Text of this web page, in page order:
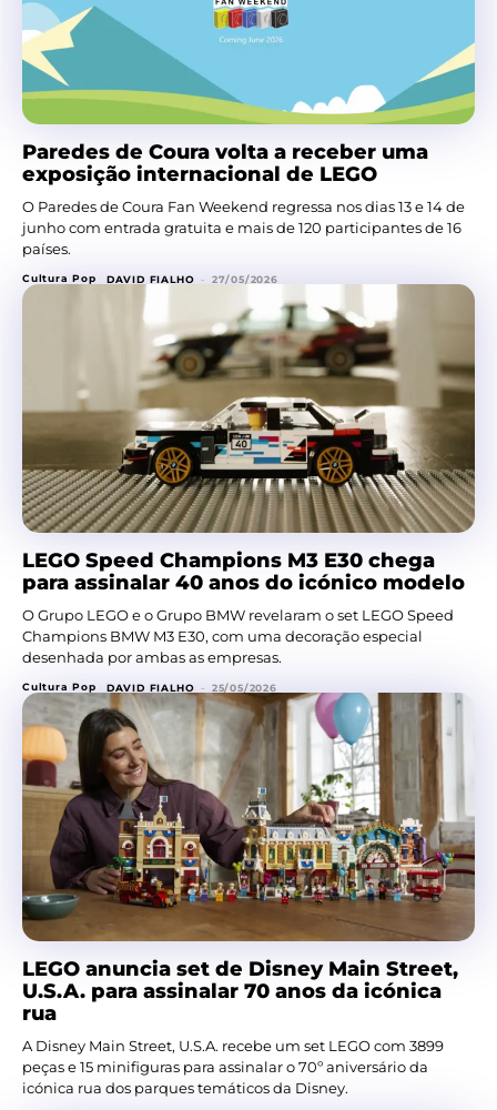
Paredes de Coura volta a receber uma
exposição internacional de LEGO
O Paredes de Coura Fan Weekend regressa nos dias 13 e 14 de
junho com entrada gratuita e mais de 120 participantes de 16
países.
Cultura Pop DAVID FIALHO - 27/05/2026
LEGO Speed Champions M3 E30 chega
para assinalar 40 anos do icónico modelo
O Grupo LEGO e o Grupo BMW revelaram o set LEGO Speed
Champions BMW M3 E30, com uma decoração especial
desenhada por ambas as empresas.
Cultura Pop DAVID FIALHO - 25/05/2026
LEGO anuncia set de Disney Main Street,
U.S.A. para assinalar 70 anos da icónica
rua
A Disney Main Street, U.S.A. recebe um set LEGO com 3899
peças e 15 minifiguras para assinalar o 70º aniversário da
icónica rua dos parques temáticos da Disney.